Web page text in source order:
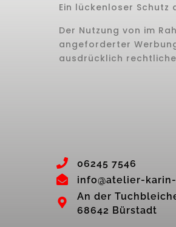
Ein lückenloser
Der Nutzung von im
angeforderter
ausdrücklich
‭06245 7546
info@atelier-
An der
68642 Bürstadt